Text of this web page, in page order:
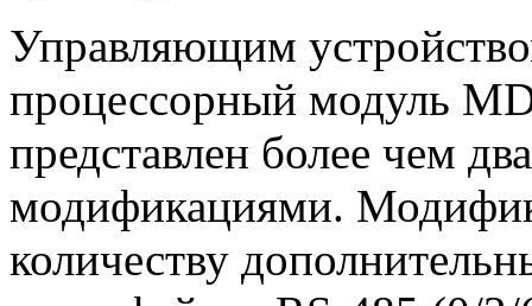
Управляющим
процессорный модуль
представлен более чем
модификациями.
количеству